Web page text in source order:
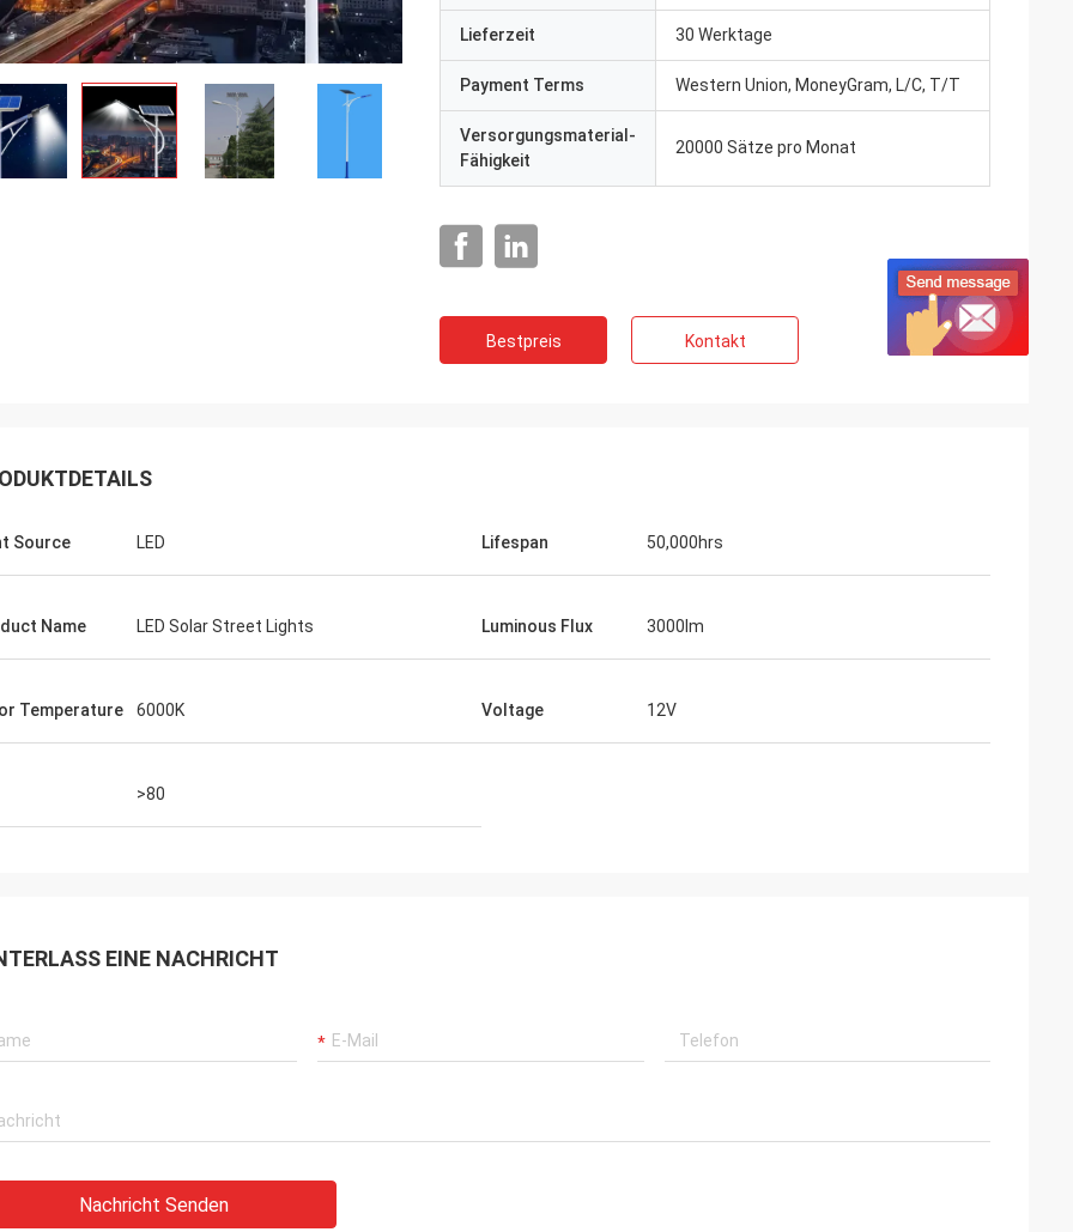
Lieferzeit 30 Werktage
Payment Terms Western Union, MoneyGram, L/C, T/T
Versorgungsmaterial-
Fähigkeit
20000 Sätze pro Monat
Bestpreis Kontakt
Source LED Lifespan 50,000hrs
Name LED Solar Street Lights Luminous Flux 3000lm
Temperature 6000K Voltage 12V
>80
EINE NACHRICHT
Nachricht Senden